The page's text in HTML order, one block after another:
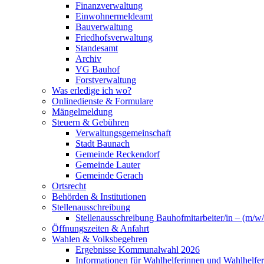
Finanzverwaltung
Einwohnermeldeamt
Bauverwaltung
Friedhofsverwaltung
Standesamt
Archiv
VG Bauhof
Forstverwaltung
Was erledige ich wo?
Onlinedienste & Formulare
Mängelmeldung
Steuern & Gebühren
Verwaltungsgemeinschaft
Stadt Baunach
Gemeinde Reckendorf
Gemeinde Lauter
Gemeinde Gerach
Ortsrecht
Behörden & Institutionen
Stellenausschreibung
Stellenausschreibung Bauhofmitarbeiter/in – (m/
Öffnungszeiten & Anfahrt
Wahlen & Volksbegehren
Ergebnisse Kommunalwahl 2026
Informationen für Wahlhelferinnen und Wahlhelfer